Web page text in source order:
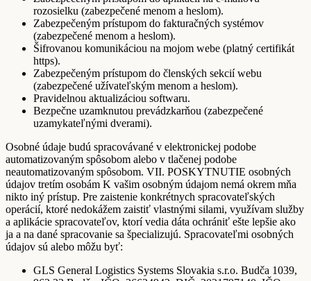
rozosielku (zabezpečené menom a heslom).
Zabezpečeným prístupom do fakturačných systémov
(zabezpečené menom a heslom).
Šifrovanou komunikáciou na mojom webe (platný certifikát
https).
Zabezpečeným prístupom do členských sekcií webu
(zabezpečené užívateľským menom a heslom).
Pravidelnou aktualizáciou softwaru.
Bezpečne uzamknutou prevádzkarňou (zabezpečené
uzamykateľnými dverami).
Osobné údaje budú spracovávané v elektronickej podobe
automatizovaným spôsobom alebo v tlačenej podobe
neautomatizovaným spôsobom. VII. POSKYTNUTIE osobných
údajov tretím osobám K vašim osobným údajom nemá okrem mňa
nikto iný prístup. Pre zaistenie konkrétnych spracovateľských
operácií, ktoré nedokážem zaistiť vlastnými silami, využívam služby
a aplikácie spracovateľov, ktorí vedia dáta ochrániť ešte lepšie ako
ja a na dané spracovanie sa špecializujú. Spracovateľmi osobných
údajov sú alebo môžu byť:
GLS General Logistics Systems Slovakia s.r.o. Budča 1039,